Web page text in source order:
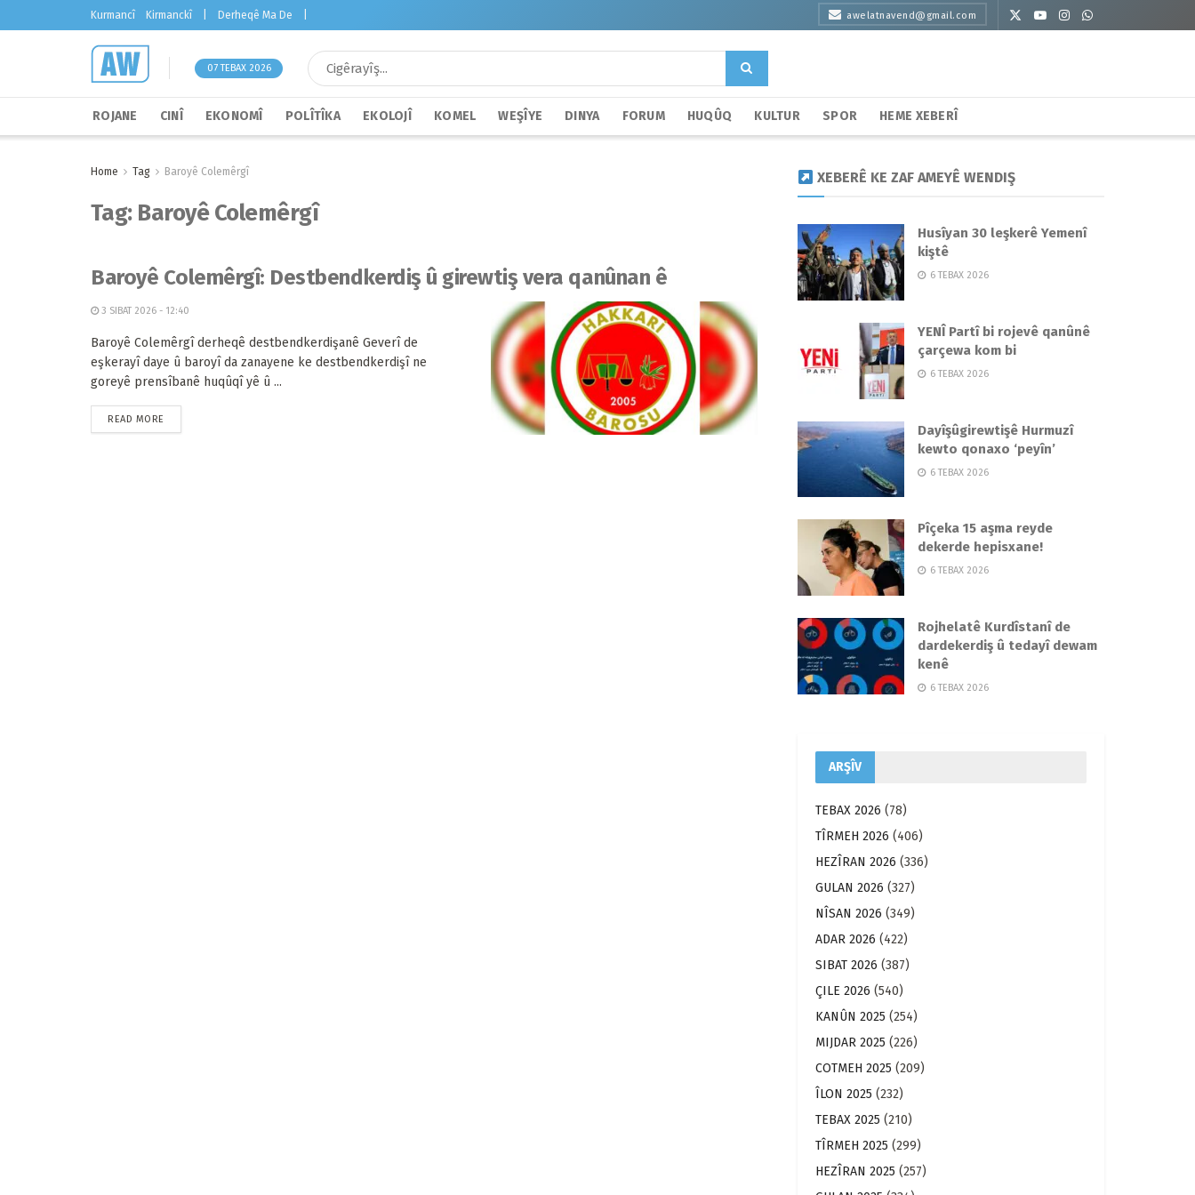
Kurmancî Kirmanckî Derheqê Ma De awelatnavend@gmail.com
07 TEBAX 2026
ROJANE CINÎ EKONOMÎ POLÎTÎKA EKOLOJÎ KOMEL WEŞÎYE DINYA FORUM HUQÛQ KULTUR SPOR HEME XEBERÎ
Home Tag Baroyê Colemêrgî
Tag: Baroyê Colemêrgî
Baroyê Colemêrgî: Destbendkerdiş û girewtiş vera qanûnan ê
3 SIBAT 2026 - 12:40
Baroyê Colemêrgî derheqê destbendkerdişanê Geverî de
eşkerayî daye û baroyî da zanayene ke destbendkerdişî ne
goreyê prensîbanê huqûqî yê û ...
READ MORE
XEBERÊ KE ZAF AMEYÊ WENDIŞ
Husîyan 30 leşkerê Yemenî
kiştê
6 TEBAX 2026
YENÎ Partî bi rojevê qanûnê
çarçewa kom bi
6 TEBAX 2026
Dayîşûgirewtişê Hurmuzî
kewto qonaxo ‘peyîn’
6 TEBAX 2026
Pîçeka 15 aşma reyde
dekerde hepisxane!
6 TEBAX 2026
Rojhelatê Kurdîstanî de
dardekerdiş û tedayî dewam
kenê
6 TEBAX 2026
ARŞÎV
TEBAX 2026 (78)
TÎRMEH 2026 (406)
HEZÎRAN 2026 (336)
GULAN 2026 (327)
NÎSAN 2026 (349)
ADAR 2026 (422)
SIBAT 2026 (387)
ÇILE 2026 (540)
KANÛN 2025 (254)
MIJDAR 2025 (226)
COTMEH 2025 (209)
ÎLON 2025 (232)
TEBAX 2025 (210)
TÎRMEH 2025 (299)
HEZÎRAN 2025 (257)